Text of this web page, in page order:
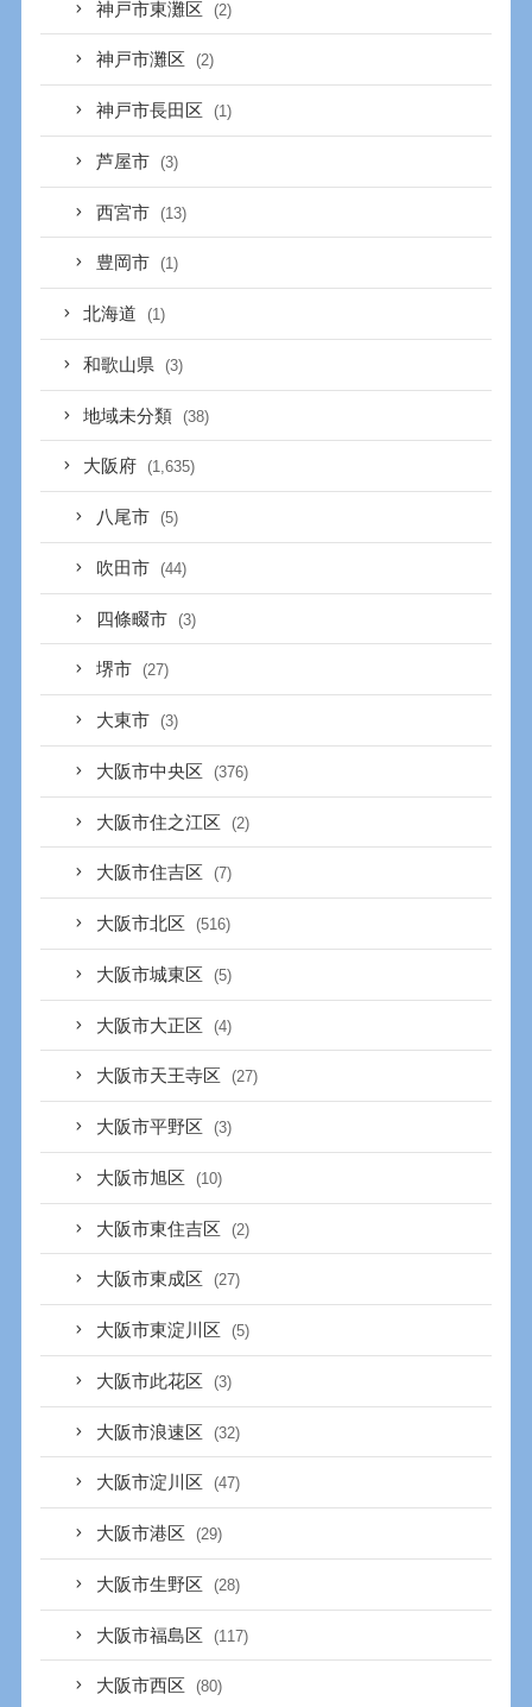
神戸市東灘区 (2)
神戸市灘区 (2)
神戸市長田区 (1)
芦屋市 (3)
西宮市 (13)
豊岡市 (1)
北海道 (1)
和歌山県 (3)
地域未分類 (38)
大阪府 (1,635)
八尾市 (5)
吹田市 (44)
四條畷市 (3)
堺市 (27)
大東市 (3)
大阪市中央区 (376)
大阪市住之江区 (2)
大阪市住吉区 (7)
大阪市北区 (516)
大阪市城東区 (5)
大阪市大正区 (4)
大阪市天王寺区 (27)
大阪市平野区 (3)
大阪市旭区 (10)
大阪市東住吉区 (2)
大阪市東成区 (27)
大阪市東淀川区 (5)
大阪市此花区 (3)
大阪市浪速区 (32)
大阪市淀川区 (47)
大阪市港区 (29)
大阪市生野区 (28)
大阪市福島区 (117)
大阪市西区 (80)